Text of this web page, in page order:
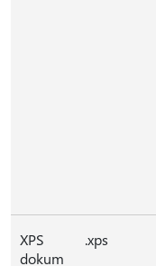
XPS
dokum
.xps